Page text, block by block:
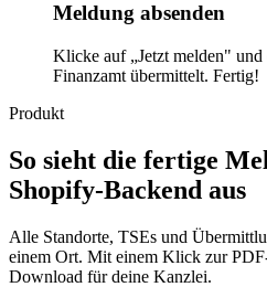
Meldung absenden
Klicke auf „Jetzt melden"
Finanzamt übermittelt. Fertig!
Produkt
So sieht die fertige
Shopify-Backend aus
Alle Standorte, TSEs und
einem Ort. Mit einem Klick zur
Download für deine Kanzlei.